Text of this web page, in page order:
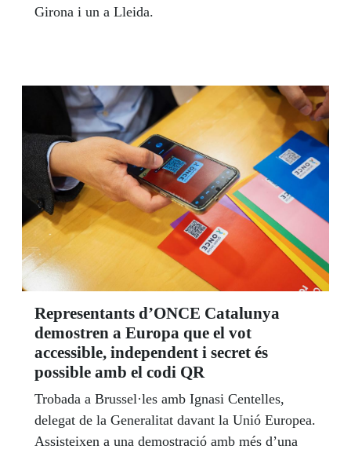
Girona i un a Lleida.
Representants d’ONCE Catalunya
demostren a Europa que el vot
accessible, independent i secret és
possible amb el codi QR
Trobada a Brussel·les amb Ignasi Centelles,
delegat de la Generalitat davant la Unió Europea.
Assisteixen a una demostració amb més d’una